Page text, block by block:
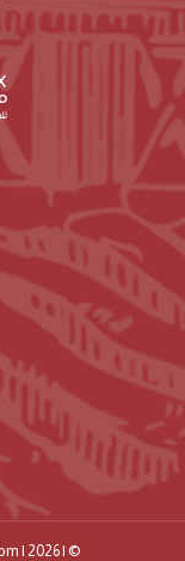
© | 2026 | All Right Reserved | whibaholding.com